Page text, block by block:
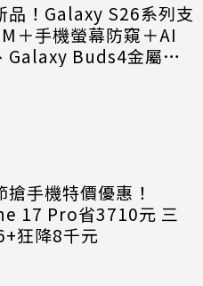
品！Galaxy S26系列支
＋手機螢幕防窺＋AI
Galaxy Buds4金屬耳
搶手機特價優惠！
17 Pro省3710元 三
狂降8千元